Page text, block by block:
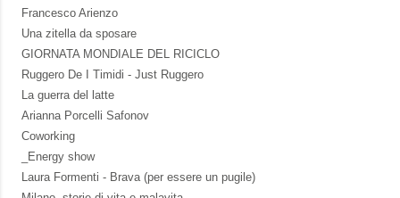
Francesco Arienzo
Una zitella da sposare
GIORNATA MONDIALE DEL RICICLO
Ruggero De I Timidi - Just Ruggero
La guerra del latte
Arianna Porcelli Safonov
Coworking
_Energy show
Laura Formenti - Brava (per essere un pugile)